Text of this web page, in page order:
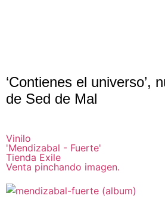
‘Contienes el universo’,
de Sed de Mal
Vinilo
'Mendizabal - Fuerte'
Tienda Exile
Venta pinchando imagen.